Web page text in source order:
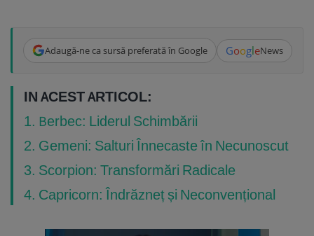
Adaugă-ne ca sursă preferată în Google GoogleNews
IN ACEST ARTICOL:
1. Berbec: Liderul Schimbării
2. Gemeni: Salturi Înnecaste în Necunoscut
3. Scorpion: Transformări Radicale
4. Capricorn: Îndrăzneț și Neconvențional